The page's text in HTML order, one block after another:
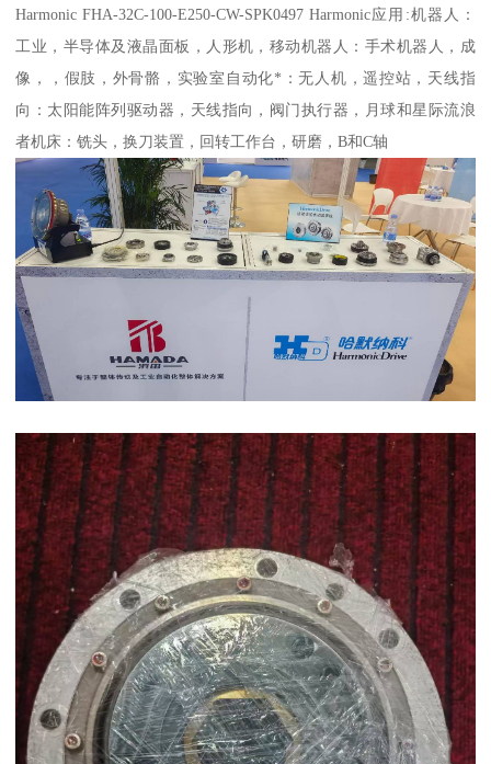
Harmonic FHA-32C-100-E250-CW-SPK0497 Harmonic应用:机器人：
工业，半导体及液晶面板，人形机，移动机器人：手术机器人，成
像，，假肢，外骨骼，实验室自动化*：无人机，遥控站，天线指
向：太阳能阵列驱动器，天线指向，阀门执行器，月球和星际流浪
者机床：铣头，换刀装置，回转工作台，研磨，B和C轴